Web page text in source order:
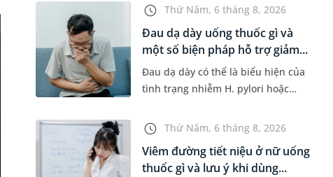
Thứ Năm, 6 tháng 8, 2026
Đau dạ dày uống thuốc gì và
một số biện pháp hỗ trợ giảm...
Đau dạ dày có thể là biểu hiện của
tình trạng nhiễm H. pylori hoặc
Dựa theo nguyên nhân cụ thể, bác
sĩ sẽ cân nhắc chỉ định p...
Thứ Năm, 6 tháng 8, 2026
Viêm đường tiết niệu ở nữ uống
thuốc gì và lưu ý khi dùng...